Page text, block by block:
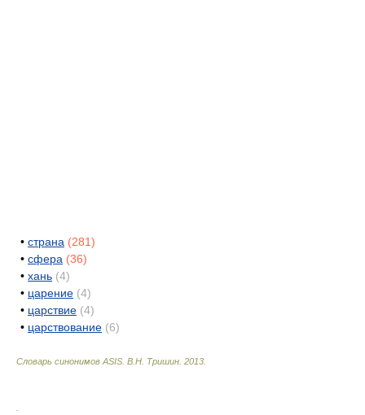
• страна (281)
• сфера (36)
• хань (4)
• царение (4)
• царствие (4)
• царствование (6)
Словарь синонимов ASIS. В.Н. Тришин 2013